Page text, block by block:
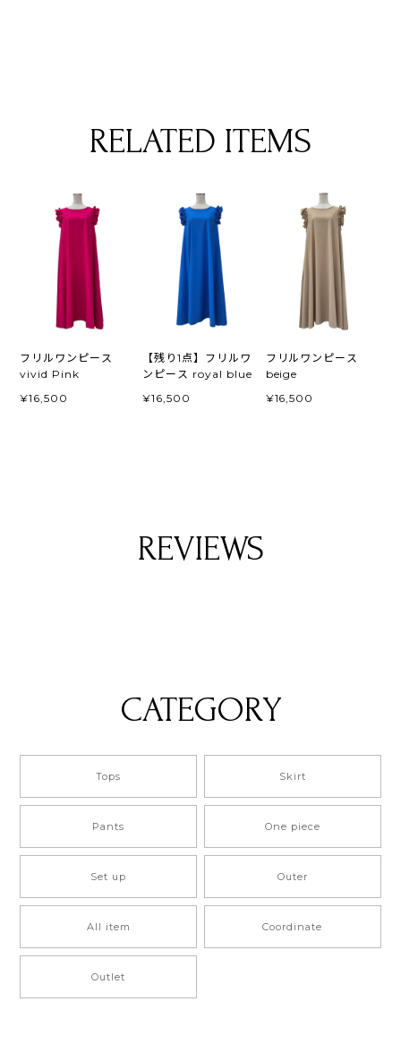
RELATED ITEMS
フリルワンピース
vivid Pink
¥16,500
【残り1点】フリルワ
ンピース royal blue
¥16,500
フリルワンピース
beige
¥16,500
REVIEWS
CATEGORY
Tops Skirt
Pants One piece
Set up Outer
All item Coordinate
Outlet